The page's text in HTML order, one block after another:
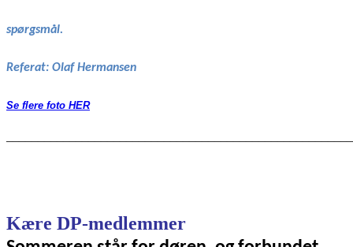
spørgsmål.
Referat: Olaf Hermansen
Se flere foto HER
Kære DP-medlemmer